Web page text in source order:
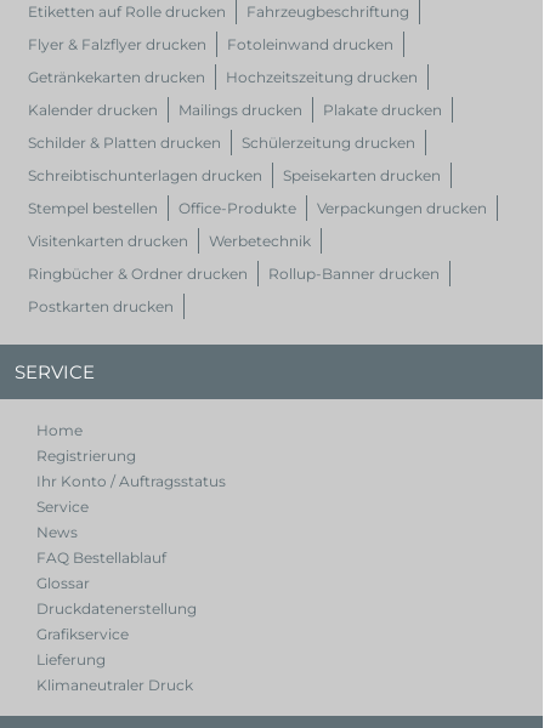
Etiketten auf Rolle drucken
Fahrzeugbeschriftung
Flyer & Falzflyer drucken
Fotoleinwand drucken
Getränkekarten drucken
Hochzeitszeitung drucken
Kalender drucken
Mailings drucken
Plakate drucken
Schilder & Platten drucken
Schülerzeitung drucken
Schreibtischunterlagen drucken
Speisekarten drucken
Stempel bestellen
Office-Produkte
Verpackungen drucken
Visitenkarten drucken
Werbetechnik
Ringbücher & Ordner drucken
Rollup-Banner drucken
Postkarten drucken
SERVICE
Home
Registrierung
Ihr Konto / Auftragsstatus
Service
News
FAQ Bestellablauf
Glossar
Druckdatenerstellung
Grafikservice
Lieferung
Klimaneutraler Druck